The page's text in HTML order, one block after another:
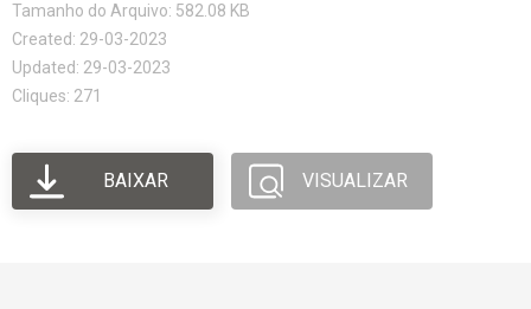
Tamanho do Arquivo: 582.08 KB
Created: 29-03-2023
Updated: 29-03-2023
Cliques: 271
BAIXAR VISUALIZAR